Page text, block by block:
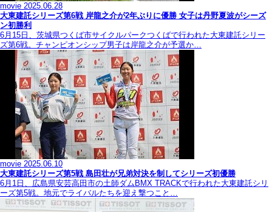
movie 2025.06.28
大東建託シリーズ第6戦 岸龍之介が2年ぶりに優勝 女子は丹野夏波がシーズ
ン初勝利
6月15日、茨城県つくば市サイクルパークつくばで行われた大東建託シリー
ズ第6戦。チャンピオンシップ男子は岸龍之介が予選か…
movie 2025.06.10
大東建託シリーズ第5戦 島田壮が兄弟対決を制してシリーズ初優勝
6月1日、広島県安芸高田市の土師ダムBMX TRACKで行われた大東建託シリ
ーズ第5戦。地元でライバルたちを迎え撃つこと…